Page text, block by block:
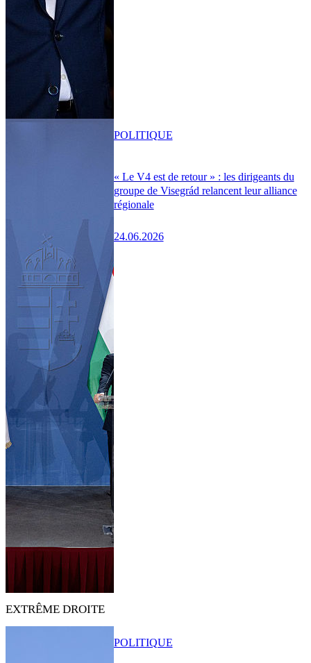
« Le V4 est de retour » : les dirigeants du
groupe de Visegrád relancent leur alliance
régionale
24.06.2026
POLITIQUE
EXTRÊME DROITE
POLITIQUE